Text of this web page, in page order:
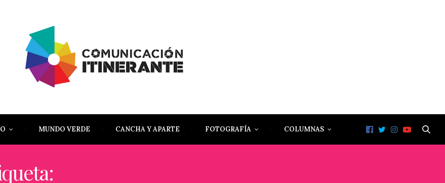
MUNDO VERDE CANCHA Y APARTE FOTOGRAFÍA COLUMNAS